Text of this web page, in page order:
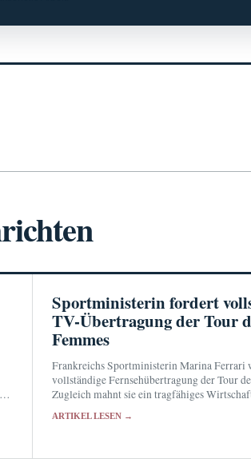
Sportministerin fordert
TV-Übertragung der Tour
Femmes
Frankreichs Sportministerin Marina Ferrari
vollständige Fernsehübertragung der Tour
Zugleich mahnt sie ein tragfähiges
ARTIKEL LESEN →